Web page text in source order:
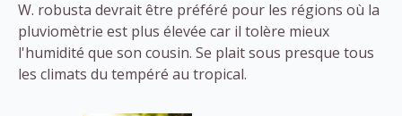
W. robusta devrait être préféré pour les régions où la
pluviomètrie est plus élevée car il tolère mieux
l'humidité que son cousin. Se plait sous presque tous
les climats du tempéré au tropical.